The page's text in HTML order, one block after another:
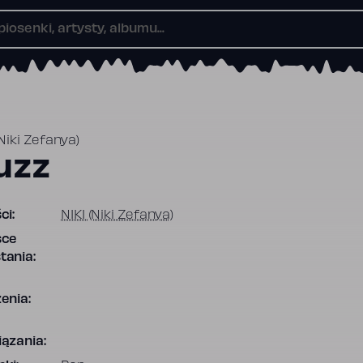
Zefanya)
NIKI (Niki Zefanya)